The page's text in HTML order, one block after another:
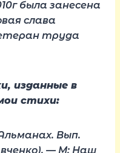
была занесена
слава
труда
изданные в
стихи:
Вып.
— М: Наш